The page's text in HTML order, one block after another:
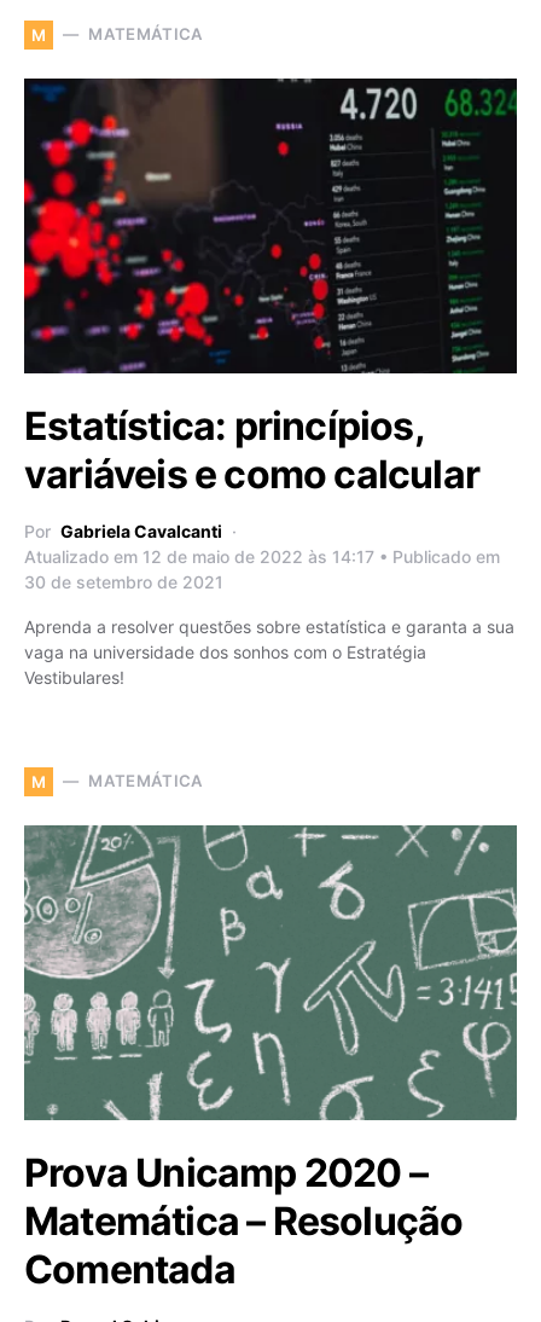
M MATEMÁTICA
Estatística: princípios,
variáveis e como calcular
Por Gabriela Cavalcanti
Atualizado em 12 de maio de 2022 às 14:17 • Publicado em
30 de setembro de 2021
Aprenda a resolver questões sobre estatística e garanta a sua
vaga na universidade dos sonhos com o Estratégia
Vestibulares!
M MATEMÁTICA
Prova Unicamp 2020 –
Matemática – Resolução
Comentada